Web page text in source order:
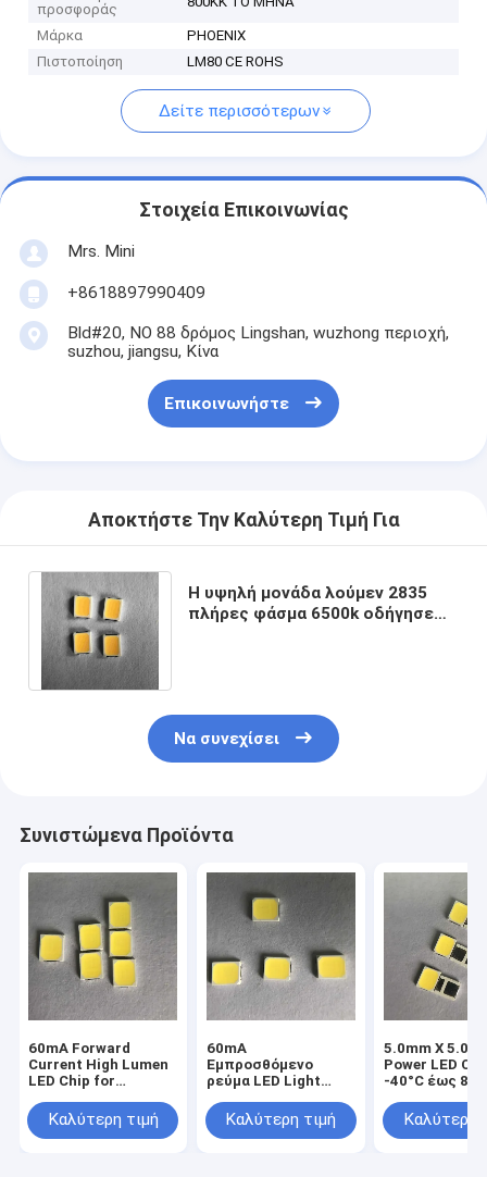
προσφοράς
Μάρκα
PHOENIX
Πιστοποίηση
LM80 CE ROHS
Δείτε περισσότερων
Στοιχεία Επικοινωνίας
Mrs. Mini
+8618897990409
Bld#20, ΝΟ 88 δρόμος Lingshan, wuzhong περιοχή,
suzhou, jiangsu, Κίνα
Επικοινωνήστε
Αποκτήστε Την Καλύτερη Τιμή Για
Η υψηλή μονάδα λούμεν 2835
πλήρες φάσμα 6500k οδήγησε
Να συνεχίσει
Συνιστώμενα Προϊόντα
60mA Forward
Current High Lumen
LED Chip for
Outdoor Light
Καλύτερη τιμή
60mA
Εμπροσθόμενο
ρεύμα LED Light
3000K 6000K για
εφαρμογές SMD
Καλύτερη τιμή
5.0mm X
Power LED
-40°C έως
εμπορικές
φωτισμού
Καλύτερη